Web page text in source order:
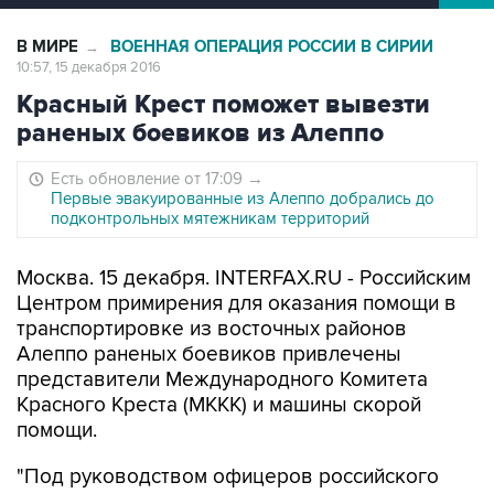
В МИРЕ → ВОЕННАЯ ОПЕРАЦИЯ РОССИИ В СИРИИ
10:57, 15 декабря 2016
Красный Крест поможет вывезти
раненых боевиков из Алеппо
Есть обновление от 17:09 →
Первые эвакуированные из Алеппо добрались до
подконтрольных мятежникам территорий
Москва. 15 декабря. INTERFAX.RU - Российским
Центром примирения для оказания помощи в
транспортировке из восточных районов
Алеппо раненых боевиков привлечены
представители Международного Комитета
Красного Креста (МККК) и машины скорой
помощи.
"Под руководством офицеров российского